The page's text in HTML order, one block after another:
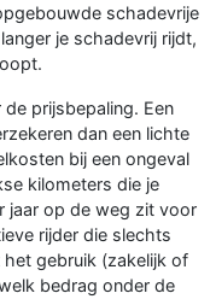
schadevrije
je schadevrij rijdt,
prijsbepaling. Een
dan een lichte
bij een ongeval
kilometers die je
jaar op de weg zit voor
rijder die slechts
gebruik (zakelijk of
bedrag onder de